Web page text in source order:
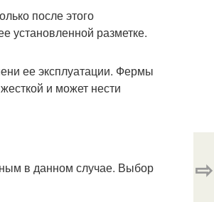
после этого
установленной разметке.
ее эксплуатации. Фермы
и может нести
в данном случае. Выбор
⇨